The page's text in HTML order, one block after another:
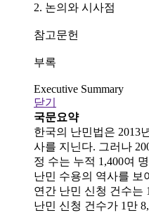
2. 논의와 시사점
참고문헌
부록
Executive Summary
닫기
국문요약
한국의 난민법은 2013
사를 지닌다. 그러나
정 수는 누적 1,400여
난민 수용의 역사를 보
연간 난민 신청 건수는
난민 신청 건수가 1만